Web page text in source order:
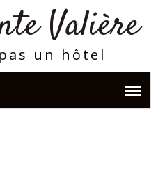
Valière
un hôtel